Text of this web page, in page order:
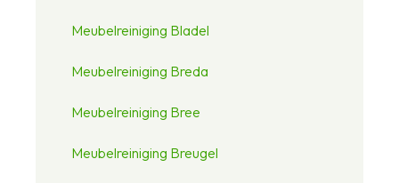
Meubelreiniging Bladel
Meubelreiniging Breda
Meubelreiniging Bree
Meubelreiniging Breugel